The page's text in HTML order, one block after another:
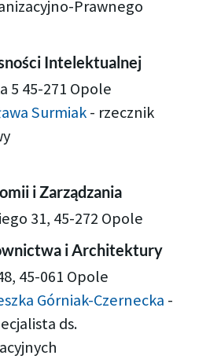
Prawnego
Intelektualnej
5 45-271 Opole
Surmiak- rzecznik
i Zarządzania
31, 45-272 Opole
i Architektury
45-061 Opole
Górniak-Czernecka -
ds.